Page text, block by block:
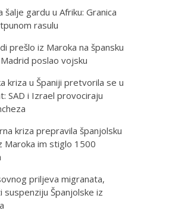
šalje gardu u Afriku: Granica
rasulu
prešlo iz Maroka na špansku
poslao vojsku
kriza u Španiji pretvorila se u
SAD i Izrael provociraju
kriza prepravila španjolsku
Maroka im stiglo 1500
priljeva migranata,
suspenziju Španjolske iz